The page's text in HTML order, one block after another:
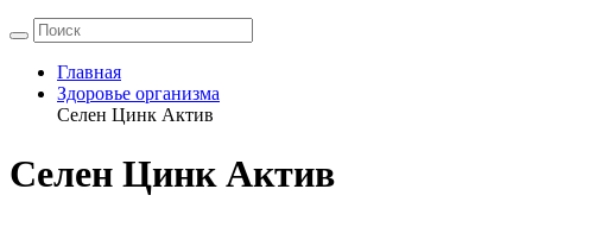
Главная
Здоровье организма
Селен Цинк Актив
Селен Цинк Актив